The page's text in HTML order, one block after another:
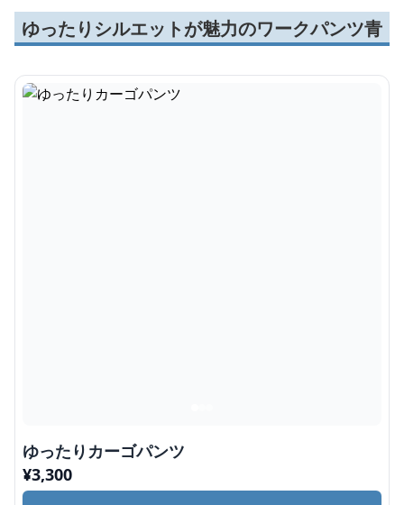
ゆったりシルエットが魅力のワークパンツ青
ゆったりカーゴパンツ
¥3,300